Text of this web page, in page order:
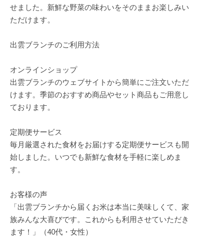
せました。新鮮な野菜の味わいをそのままお楽しみい
ただけます。
出雲ブランチのご利用方法
オンラインショップ
出雲ブランチのウェブサイトから簡単にご注文いただ
けます。季節のおすすめ商品やセット商品もご用意し
ております。
定期便サービス
毎月厳選された食材をお届けする定期便サービスも開
始しました。いつでも新鮮な食材を手軽に楽しめま
す。
お客様の声
「出雲ブランチから届くお米は本当に美味しくて、家
族みんな大喜びです。これからも利用させていただき
ます！」（40代・女性）